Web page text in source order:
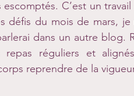
C’est un
défis du mois de mars, je
dans un autre blog.
réguliers et
reprendre de la